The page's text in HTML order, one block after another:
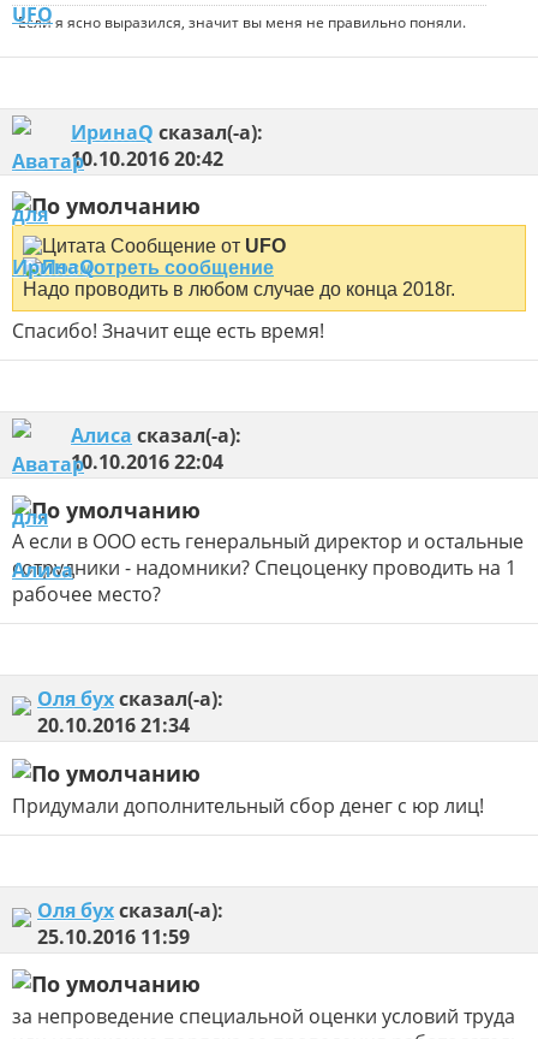
Если я ясно выразился, значит вы меня не правильно поняли.
ИринаQ сказал(-а):
10.10.201620:42
Сообщение от UFO
Надо проводить в любом случае до конца 2018г.
Спасибо! Значит еще есть время!
Алиса сказал(-а):
10.10.201622:04
А если в ООО есть генеральный директор и остальные
сотрудники - надомники? Спецоценку проводить на 1
рабочее место?
Оля бухсказал(-а):
20.10.201621:34
Придумали дополнительный сбор денег с юр лиц!
Оля бухсказал(-а):
25.10.2016 11:59
за непроведение специальной оценки условий труда